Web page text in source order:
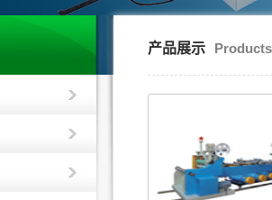
产品展示 Products